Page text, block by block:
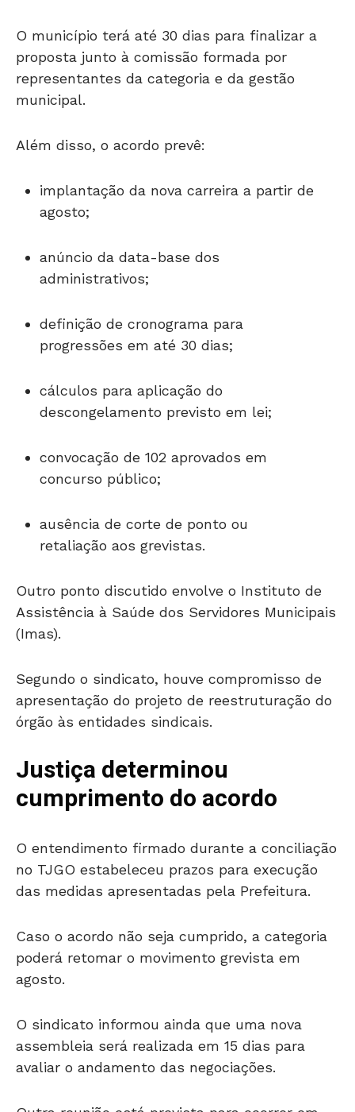
O município terá até 30 dias para finalizar a
proposta junto à comissão formada por
representantes da categoria e da gestão
municipal.
Além disso, o acordo prevê:
implantação da nova carreira a partir de
agosto;
anúncio da data-base dos
administrativos;
definição de cronograma para
progressões em até 30 dias;
cálculos para aplicação do
descongelamento previsto em lei;
convocação de 102 aprovados em
concurso público;
ausência de corte de ponto ou
retaliação aos grevistas.
Outro ponto discutido envolve o Instituto de
Assistência à Saúde dos Servidores Municipais
(Imas).
Segundo o sindicato, houve compromisso de
apresentação do projeto de reestruturação do
órgão às entidades sindicais.
Justiça determinou
cumprimento do acordo
O entendimento firmado durante a conciliação
no TJGO estabeleceu prazos para execução
das medidas apresentadas pela Prefeitura.
Caso o acordo não seja cumprido, a categoria
poderá retomar o movimento grevista em
agosto.
O sindicato informou ainda que uma nova
assembleia será realizada em 15 dias para
avaliar o andamento das negociações.